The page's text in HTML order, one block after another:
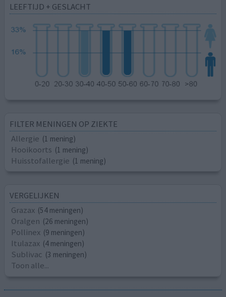
LEEFTIJD + GESLACHT
FILTER MENINGEN OP ZIEKTE
Allergie (1 mening)
Hooikoorts (1 mening)
Huisstofallergie (1 mening)
VERGELIJKEN
Grazax (54 meningen)
Oralgen (26 meningen)
Pollinex (9 meningen)
Itulazax (4 meningen)
Sublivac (3 meningen)
Toon alle...